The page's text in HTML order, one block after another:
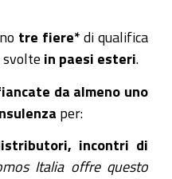
tre fiere* di qualifica
svolte in paesi esteri
da almeno uno
per:
incontri di
Italia offre questo